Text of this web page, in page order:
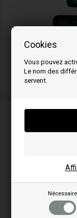
Cookies
Vous pouvez
Le nom des
servent.
Nécessaire